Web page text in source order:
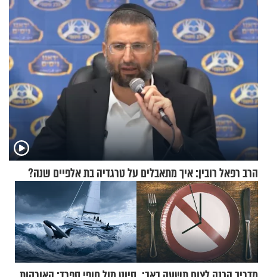
הרב רפאל רובין: איך מתאבלים על טרגדיה בת אלפיים שנה?